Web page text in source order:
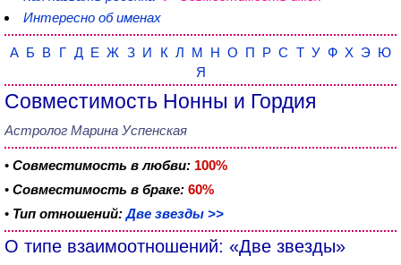
Интересно об именах
А Б В Г Д Е Ж З И К Л М Н О П Р С Т У Ф Х Э Ю
Я
Совместимость Нонны и Гордия
Астролог Марина Успенская
• Совместимость в любви: 100%
• Совместимость в браке: 60%
• Тип отношений:Две звезды >>
О типе взаимоотношений: «Две звезды»